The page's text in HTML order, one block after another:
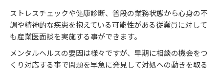
ストレスチェックや健康診断、普段の業務状態から心身の不
調や精神的な疾患を抱えている可能性がある従業員に対して
も産業医面談を実施する事ができます。
メンタルヘルスの要因は様々ですが、早期に相談の機会をつ
くり対応する事で問題を早急に発見して対処への動きを取る